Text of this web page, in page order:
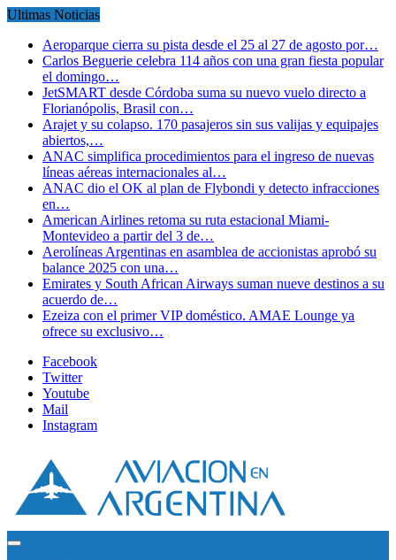
Ultimas Noticias
Aeroparque cierra su pista desde el 25 al 27 de agosto por…
Carlos Beguerie celebra 114 años con una gran fiesta popular
el domingo…
JetSMART desde Córdoba suma su nuevo vuelo directo a
Florianópolis, Brasil con…
Arajet y su colapso. 170 pasajeros sin sus valijas y equipajes
abiertos,…
ANAC simplifica procedimientos para el ingreso de nuevas
líneas aéreas internacionales al…
ANAC dio el OK al plan de Flybondi y detecto infracciones
en…
American Airlines retoma su ruta estacional Miami-
Montevideo a partir del 3 de…
Aerolíneas Argentinas en asamblea de accionistas aprobó su
balance 2025 con una…
Emirates y South African Airways suman nueve destinos a su
acuerdo de…
Ezeiza con el primer VIP doméstico. AMAE Lounge ya
ofrece su exclusivo…
Facebook
Twitter
Youtube
Mail
Instagram